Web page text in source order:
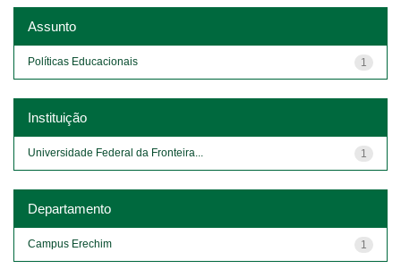
Assunto
1
Políticas Educacionais
Instituição
1
Universidade Federal da Fronteira...
Departamento
1
Campus Erechim